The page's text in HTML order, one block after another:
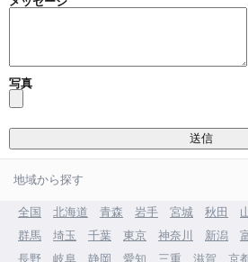
写真
地域から探す
全国 北海道 青森 岩手 宮城 秋田
群馬
埼玉 千葉 東京 神奈川 新潟
長野
岐阜 静岡 愛知 三重 滋賀 京